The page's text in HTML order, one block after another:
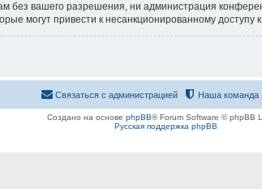
без вашего разрешения, ни администрация
могут привести к несанкционированному доступу
Наша команда
Связаться с администрацией
Создано на основе phpBB® Forum Software © phpBB
Русская поддержка phpBB